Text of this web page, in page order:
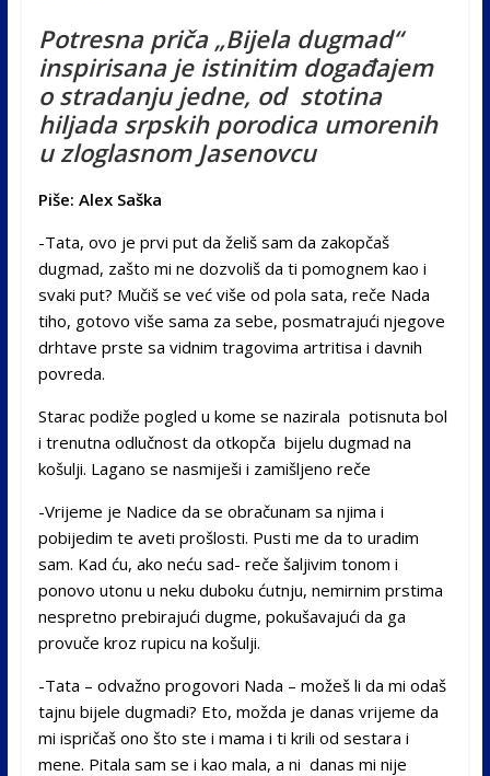
Potresna priča „Bijela dugmad“
inspirisana je istinitim događajem
o stradanju jedne, od stotina
hiljada srpskih porodica umorenih
u zloglasnom Jasenovcu
Piše: Alex Saška
-Tata, ovo je prvi put da želiš sam da zakopčaš
dugmad, zašto mi ne dozvoliš da ti pomognem kao i
svaki put? Mučiš se već više od pola sata, reče Nada
tiho, gotovo više sama za sebe, posmatrajući njegove
drhtave prste sa vidnim tragovima artritisa i davnih
povreda.
Starac podiže pogled u kome se nazirala potisnuta bol
i trenutna odlučnost da otkopča bijelu dugmad na
košulji. Lagano se nasmiješi i zamišljeno reče
-Vrijeme je Nadice da se obračunam sa njima i
pobijedim te aveti prošlosti. Pusti me da to uradim
sam. Kad ću, ako neću sad- reče šaljivim tonom i
ponovo utonu u neku duboku ćutnju, nemirnim prstima
nespretno prebirajući dugme, pokušavajući da ga
provuče kroz rupicu na košulji.
-Tata – odvažno progovori Nada – možeš li da mi odaš
tajnu bijele dugmadi? Eto, možda je danas vrijeme da
mi ispričaš ono što ste i mama i ti krili od sestara i
mene. Pitala sam se i kao mala, a ni danas mi nije